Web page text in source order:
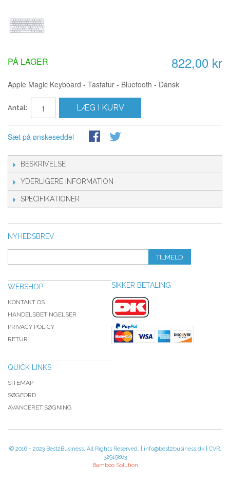
822,00 kr
PÅ LAGER
Apple Magic Keyboard - Tastatur - Bluetooth - Dansk
Antal: LÆG I KURV
Sæt på ønskeseddel
BESKRIVELSE
YDERLIGERE INFORMATION
SPECIFIKATIONER
NYHEDSBREV
TILMELD
WEBSHOP
KONTAKT OS
HANDELSBETINGELSER
PRIVACY POLICY
RETUR
QUICK LINKS
SITEMAP
SØGEORD
AVANCERET SØGNING
SIKKER BETALING
© 2016 - 2023 Best2Business. All Rights Reserved. | info@best2business.dk | CVR.
32919863
Bamboo Solution